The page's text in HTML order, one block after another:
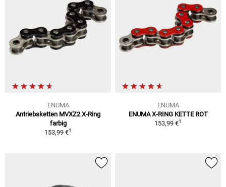
ENUMA
Antriebsketten MVXZ2 X-Ring
farbig
153,99 €1
ENUMA
ENUMA X-RING KETTE ROT
153,99 €1